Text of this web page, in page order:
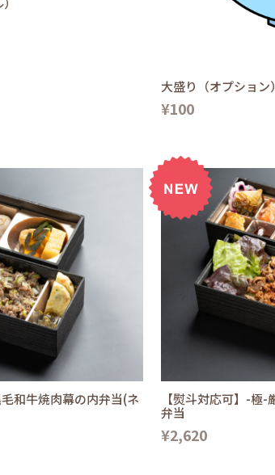
大盛り（オプション）
¥100
和牛焼肉幕の内弁当(ネ
【熨斗対応可】-極
弁当
¥2,620